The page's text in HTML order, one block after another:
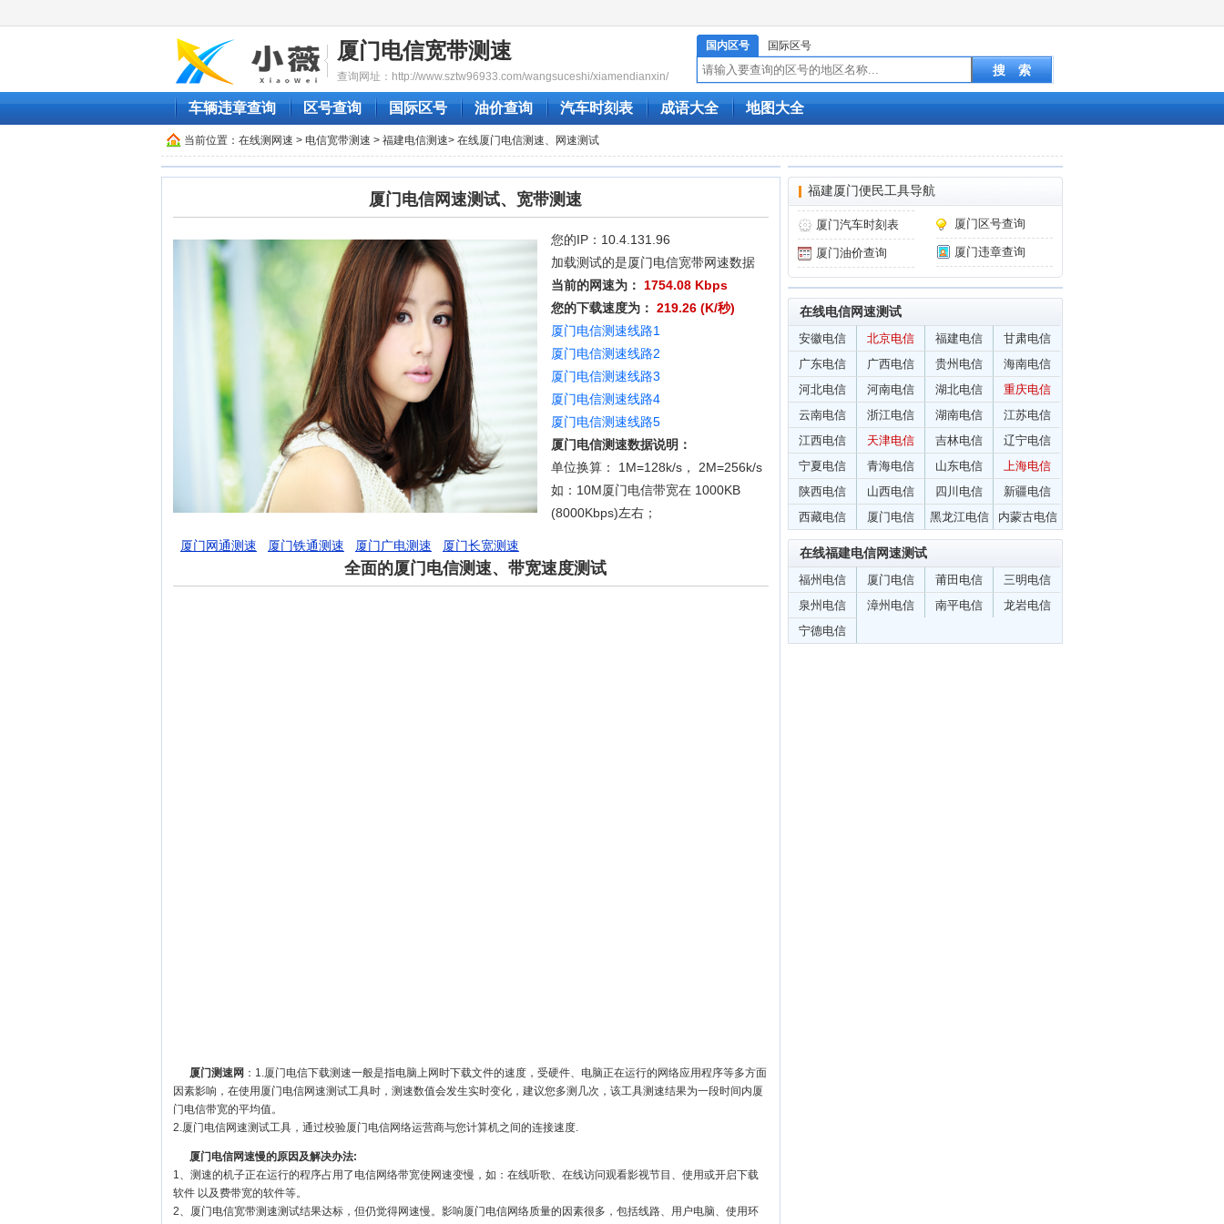
厦门电信宽带测速
查询网址：http://www.sztw96933.com/wangsuceshi/xiamendianxin/
国内区号 国际区号
车辆违章查询 区号查询 国际区号 油价查询 汽车时刻表 成语大全 地图大全
当前位置： 在线测网速 > 电信宽带测速 > 福建电信测速> 在线厦门电信测速、网速测试
厦门电信网速测试、宽带测速
您的IP：10.4.131.96
加载测试的是厦门电信宽带网速数据
当前的网速为： 1754.08 Kbps
您的下载速度为： 219.26 (K/秒)
厦门电信测速线路1
厦门电信测速线路2
厦门电信测速线路3
厦门电信测速线路4
厦门电信测速线路5
厦门电信测速数据说明：
单位换算： 1M=128k/s， 2M=256k/s
如：10M厦门电信带宽在 1000KB
(8000Kbps)左右；
厦门网通测速 厦门铁通测速 厦门广电测速 厦门长宽测速
全面的厦门电信测速、带宽速度测试
厦门测速网 ：1.厦门电信下载测速一般是指电脑上网时下载文件的速度，受硬件、电脑正在运行的网络应用程序等多方面
因素影响，在使用厦门电信网速测试工具时，测速数值会发生实时变化，建议您多测几次，该工具测速结果为一段时间内厦
门电信带宽的平均值。
2.厦门电信网速测试工具，通过校验厦门电信网络运营商与您计算机之间的连接速度.
厦门电信网速慢的原因及解决办法:
1、测速的机子正在运行的程序占用了电信网络带宽使网速变慢，如：在线听歌、在线访问观看影视节目、使用或开启下载
软件 以及费带宽的软件等。
2、厦门电信宽带测速测试结果达标，但仍觉得网速慢。影响厦门电信网络质量的因素很多，包括线路、用户电脑、使用环
福建厦门便民工具导航
厦门区号查询
厦门汽车时刻表
厦门违章查询
厦门油价查询
在线电信网速测试
安徽电信 北京电信 福建电信
甘肃电信
广东电信
广西电信 贵州电信
海南电信
河北电信
河南电信 湖北电信
重庆电信
云南电信
浙江电信 湖南电信
江苏电信
江西电信
天津电信 吉林电信
辽宁电信
宁夏电信
青海电信 山东电信
上海电信
陕西电信
山西电信 四川电信
新疆电信
西藏电信
厦门电信 黑龙江电信 内蒙古电信
在线福建电信网速测试
福州电信 厦门电信 莆田电信
三明电信
泉州电信
漳州电信 南平电信
龙岩电信
宁德电信